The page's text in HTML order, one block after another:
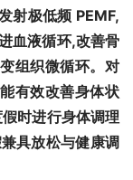
射极低频 PEMF,
血液循环,改善骨
组织微循环。对
有效改善身体状
时进行身体调理
具放松与健康调